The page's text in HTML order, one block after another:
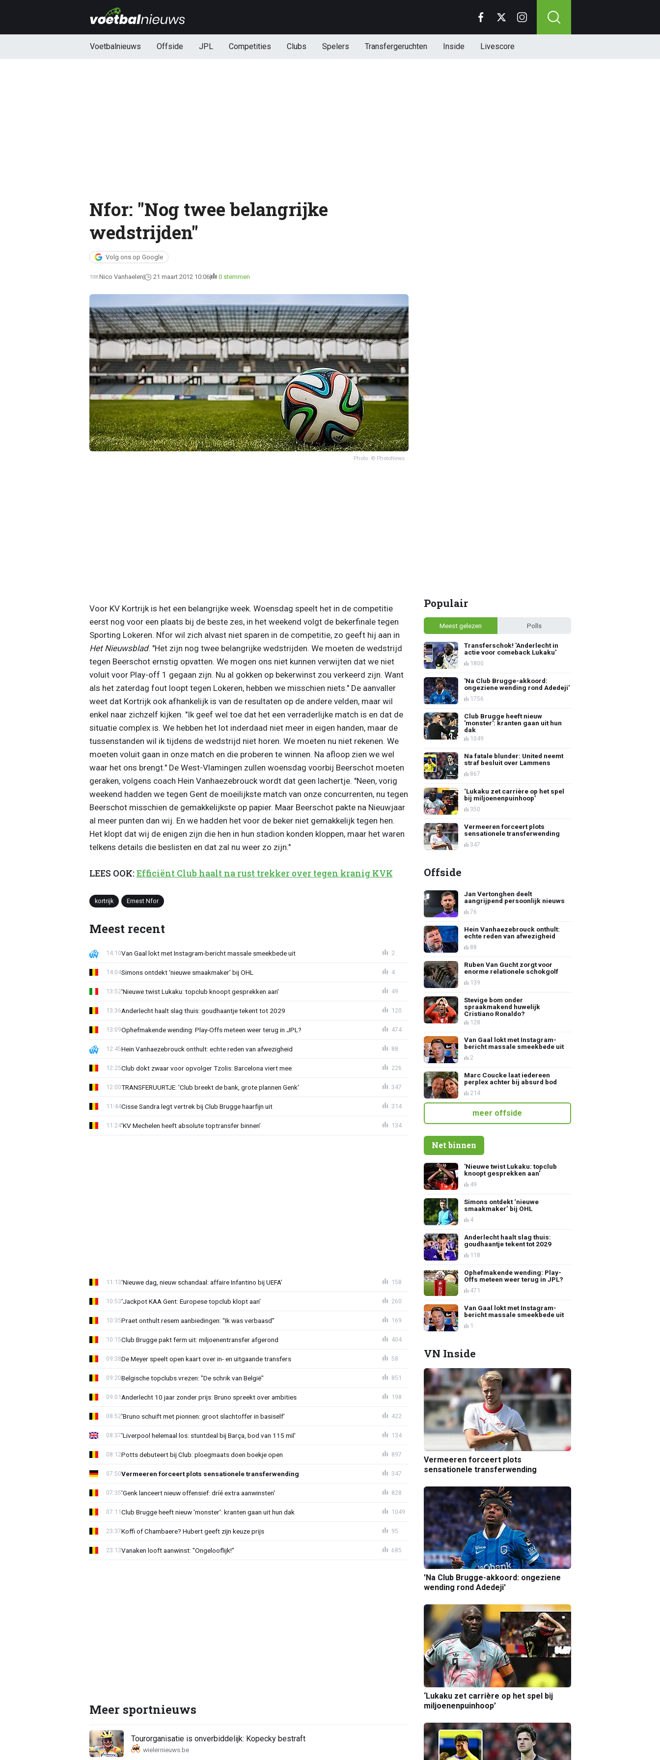
Voetbalnieuws Offside JPL Competities Clubs Spelers Transfergeruchten Inside Livescore
Nfor: "Nog twee belangrijke
wedstrijden"
Volg ons op Google
Nico Vanhaelen 21 maart 2012 10:06 0 stemmen
Photo: © PhotoNews
Voor KV Kortrijk is het een belangrijke week. Woensdag speelt het in de competitie
eerst nog voor een plaats bij de beste zes, in het weekend volgt de bekerfinale tegen
Sporting Lokeren. Nfor wil zich alvast niet sparen in de competitie, zo geeft hij aan in
Het Nieuwsblad. "Het zijn nog twee belangrijke wedstrijden. We moeten de wedstrijd
tegen Beerschot ernstig opvatten. We mogen ons niet kunnen verwijten dat we niet
voluit voor Play-off 1 gegaan zijn. Nu al gokken op bekerwinst zou verkeerd zijn. Want
als het zaterdag fout loopt tegen Lokeren, hebben we misschien niets." De aanvaller
weet dat Kortrijk ook afhankelijk is van de resultaten op de andere velden, maar wil
enkel naar zichzelf kijken. "Ik geef wel toe dat het een verraderlijke match is en dat de
situatie complex is. We hebben het lot inderdaad niet meer in eigen handen, maar de
tussenstanden wil ik tijdens de wedstrijd niet horen. We moeten nu niet rekenen. We
moeten voluit gaan in onze match en die proberen te winnen. Na afloop zien we wel
waar het ons brengt." De West-Vlamingen zullen woensdag voorbij Beerschot moeten
geraken, volgens coach Hein Vanhaezebrouck wordt dat geen lachertje. "Neen, vorig
weekend hadden we tegen Gent de moeilijkste match van onze concurrenten, nu tegen
Beerschot misschien de gemakkelijkste op papier. Maar Beerschot pakte na Nieuwjaar
al meer punten dan wij. En we hadden het voor de beker niet gemakkelijk tegen hen.
Het klopt dat wij de enigen zijn die hen in hun stadion konden kloppen, maar het waren
telkens details die beslisten en dat zal nu weer zo zijn."
LEES OOK:Efficiënt Club haalt na rust trekker over tegen kranig KVK
kortrijk Ernest Nfor
Meest recent
Van Gaal lokt met Instagram-bericht massale smeekbede uit
14:10 2
Simons ontdekt ‘nieuwe smaakmaker’ bij OHL
14:04 4
'Nieuwe twist Lukaku: topclub knoopt gesprekken aan'
13:52 49
Anderlecht haalt slag thuis: goudhaantje tekent tot 2029
13:36 120
Ophefmakende wending: Play-Offs meteen weer terug in JPL?
13:09 474
Hein Vanhaezebrouck onthult: echte reden van afwezigheid
12:45 88
Club dokt zwaar voor opvolger Tzolis: Barcelona viert mee
12:25 226
TRANSFERUURTJE: 'Club breekt de bank, grote plannen Genk'
12:00 347
Cisse Sandra legt vertrek bij Club Brugge haarfijn uit
11:44 314
‘KV Mechelen heeft absolute toptransfer binnen’
11:24 134
‘Nieuwe dag, nieuw schandaal: affaire Infantino bij UEFA’
11:13 158
‘Jackpot KAA Gent: Europese topclub klopt aan’
10:53 260
Praet onthult resem aanbiedingen: “Ik was verbaasd”
10:35 169
Club Brugge pakt ferm uit: miljoenentransfer afgerond
10:15 404
De Meyer speelt open kaart over in- en uitgaande transfers
09:38 58
Belgische topclubs vrezen: "De schrik van België"
09:20 851
Anderlecht 10 jaar zonder prijs: Bruno spreekt over ambities
09:01 198
'Bruno schuift met pionnen: groot slachtoffer in basiself'
08:52 422
'Liverpool helemaal los: stuntdeal bij Barça, bod van 115 mil'
08:37 134
Potts debuteert bij Club: ploegmaats doen boekje open
08:12 897
Vermeeren forceert plots sensationele transferwending
07:50 347
'Genk lanceert nieuw offensief: dríé extra aanwinsten'
07:35 828
Club Brugge heeft nieuw 'monster': kranten gaan uit hun dak
07:11 1049
Koffi of Chambaere? Hubert geeft zijn keuze prijs
23:37 95
Vanaken looft aanwinst: "Ongelooflijk!"
23:13 685
Meer sportnieuws
Tourorganisatie is onverbiddelijk: Kopecky bestraft
Populair
Meest gelezen Polls
Transferschok! 'Anderlecht in
actie voor comeback Lukaku'
1800
'Na Club Brugge-akkoord:
ongeziene wending rond Adedeji'
1756
Club Brugge heeft nieuw
'monster': kranten gaan uit hun
dak
1049
Na fatale blunder: United neemt
straf besluit over Lammens
867
‘Lukaku zet carrière op het spel
bij miljoenenpuinhoop’
350
Vermeeren forceert plots
sensationele transferwending
347
Offside
Jan Vertonghen deelt
aangrijpend persoonlijk nieuws
76
Hein Vanhaezebrouck onthult:
echte reden van afwezigheid
88
Ruben Van Gucht zorgt voor
enorme relationele schokgolf
139
Stevige bom onder
spraakmakend huwelijk
Cristiano Ronaldo?
128
Van Gaal lokt met Instagram-
bericht massale smeekbede uit
2
Marc Coucke laat iedereen
perplex achter bij absurd bod
214
meer offside
Net binnen
'Nieuwe twist Lukaku: topclub
knoopt gesprekken aan'
49
Simons ontdekt ‘nieuwe
smaakmaker’ bij OHL
4
Anderlecht haalt slag thuis:
goudhaantje tekent tot 2029
118
Ophefmakende wending: Play-
Offs meteen weer terug in JPL?
471
Van Gaal lokt met Instagram-
bericht massale smeekbede uit
1
VN Inside
Vermeeren forceert plots
sensationele transferwending
'Na Club Brugge-akkoord: ongeziene
wending rond Adedeji'
‘Lukaku zet carrière op het spel bij
miljoenenpuinhoop’